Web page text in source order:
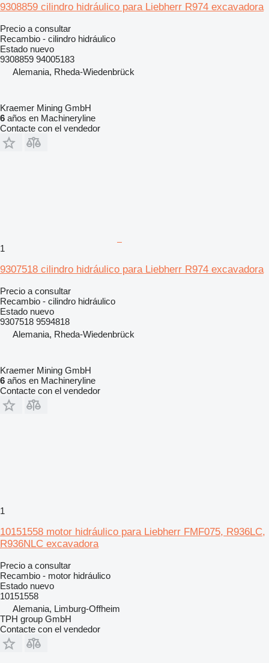
9308859 cilindro hidráulico para Liebherr R974 excavadora
Precio a consultar
Recambio - cilindro hidráulico
Estado nuevo
9308859 94005183
Alemania, Rheda-Wiedenbrück
Kraemer Mining GmbH
6 años en Machineryline
Contacte con el vendedor
1
9307518 cilindro hidráulico para Liebherr R974 excavadora
Precio a consultar
Recambio - cilindro hidráulico
Estado nuevo
9307518 9594818
Alemania, Rheda-Wiedenbrück
Kraemer Mining GmbH
6 años en Machineryline
Contacte con el vendedor
1
10151558 motor hidráulico para Liebherr FMF075, R936LC,
R936NLC excavadora
Precio a consultar
Recambio - motor hidráulico
Estado nuevo
10151558
Alemania, Limburg-Offheim
TPH group GmbH
Contacte con el vendedor